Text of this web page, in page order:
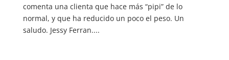
comenta una clienta que hace más “pipi” de lo
normal, y que ha reducido un poco el peso. Un
saludo. Jessy Ferran....